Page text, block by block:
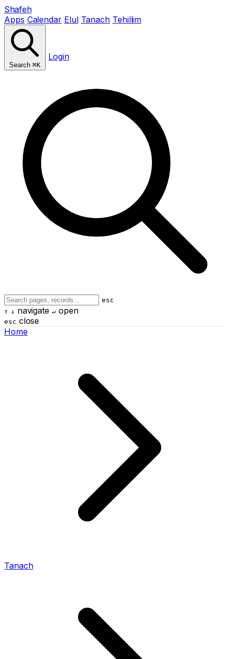
Shafeh
Apps Calendar Elul Tanach Tehillim
Search ⌘K
Login
esc
↑ ↓ navigate ↵open
esc close
Home
Tanach